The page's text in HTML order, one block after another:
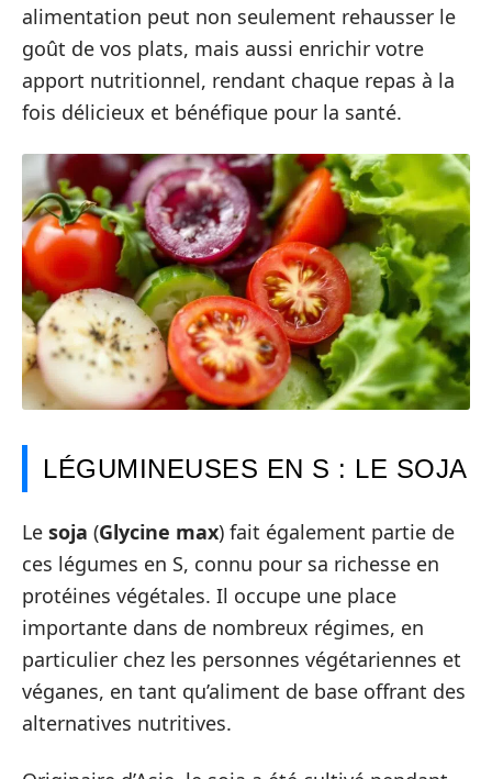
alimentation peut non seulement rehausser le
goût de vos plats, mais aussi enrichir votre
apport nutritionnel, rendant chaque repas à la
fois délicieux et bénéfique pour la santé.
LÉGUMINEUSES EN S : LE SOJA
Le soja (Glycine max) fait également partie de
ces légumes en S, connu pour sa richesse en
protéines végétales. Il occupe une place
importante dans de nombreux régimes, en
particulier chez les personnes végétariennes et
véganes, en tant qu’aliment de base offrant des
alternatives nutritives.